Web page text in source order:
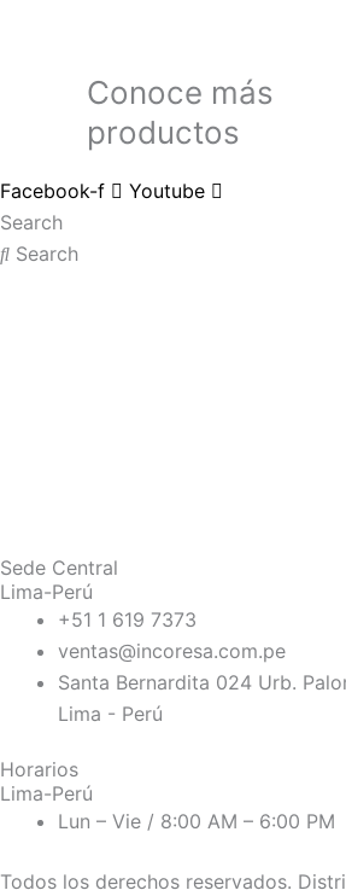
Conoce más
productos
Facebook-f
Youtube
Search
Search
Sede Central
Lima-Perú
+51 1 619 7373
ventas@incoresa.com.pe
Santa Bernardita 024 Urb.
Lima - Perú
Horarios
Lima-Perú
Lun – Vie / 8:00 AM – 6:00 PM
Todos los derechos reservados.